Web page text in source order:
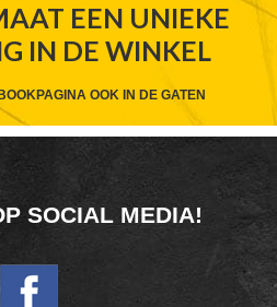
EEN UNIEKE
IN DE WINKEL
OOK IN DE GATEN
SOCIAL MEDIA!